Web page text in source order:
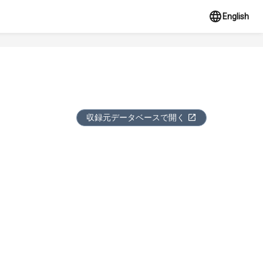
English
収録元データベースで開く